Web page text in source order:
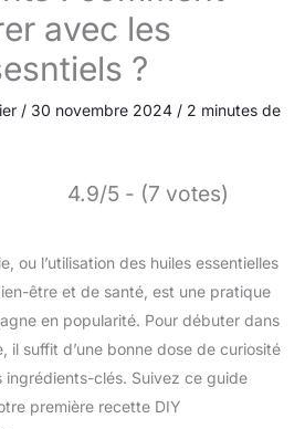
avec les
?
/ 30 novembre 2024 / 2 minutes de
4.9/5 - (7 votes)
ou l’utilisation des huiles essentielles
être et de santé, est une pratique
en popularité. Pour débuter dans
il suffit d’une bonne dose de curiosité
ingrédients-clés. Suivez ce guide
première recette DIY